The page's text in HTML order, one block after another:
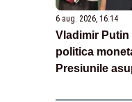
6 aug. 2026, 16:14
Vladimir
politica
Presiunile